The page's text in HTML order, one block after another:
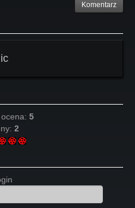
Komentarz
5
2